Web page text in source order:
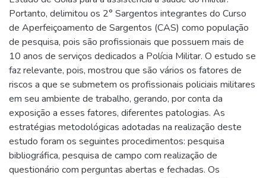
Portanto, delimitou os 2° Sargentos integrantes do Curso
de Aperfeiçoamento de Sargentos (CAS) como população
de pesquisa, pois são profissionais que possuem mais de
10 anos de serviços dedicados a Polícia Militar. O estudo se
faz relevante, pois, mostrou que são vários os fatores de
riscos a que se submetem os profissionais policiais militares
em seu ambiente de trabalho, gerando, por conta da
exposição a esses fatores, diferentes patologias. As
estratégias metodológicas adotadas na realização deste
estudo foram os seguintes procedimentos: pesquisa
bibliográfica, pesquisa de campo com realização de
questionário com perguntas abertas e fechadas. Os